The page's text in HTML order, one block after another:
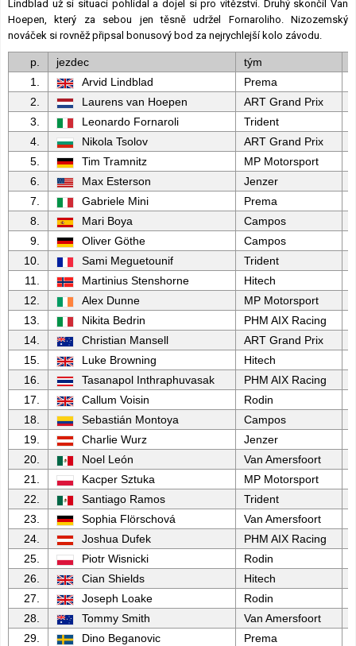
Lindblad už si situaci pohlídal a dojel si pro vítězství. Druhý skončil Van
Hoepen, který za sebou jen těsně udržel Fornaroliho. Nizozemský
nováček si rovněž připsal bonusový bod za nejrychlejší kolo závodu.
p. jezdec tým
1.
Arvid Lindblad Prema
2.
Laurens van Hoepen ART Grand Prix
3.
Leonardo Fornaroli Trident
4.
Nikola Tsolov ART Grand Prix
5.
Tim Tramnitz MP Motorsport
6.
Max Esterson Jenzer
7.
Gabriele Mini Prema
8.
Mari Boya Campos
9.
Oliver Göthe Campos
10.
Sami Meguetounif Trident
11.
Martinius Stenshorne Hitech
12.
Alex Dunne MP Motorsport
13.
Nikita Bedrin PHM AIX Racing
14.
Christian Mansell ART Grand Prix
15.
Luke Browning Hitech
16.
Tasanapol Inthraphuvasak PHM AIX Racing
17.
Callum Voisin Rodin
18.
Sebastián Montoya Campos
19.
Charlie Wurz Jenzer
20.
Noel León Van Amersfoort
21.
Kacper Sztuka MP Motorsport
22.
Santiago Ramos Trident
23.
Sophia Flörschová Van Amersfoort
24.
Joshua Dufek PHM AIX Racing
25.
Piotr Wisnicki Rodin
26.
Cian Shields Hitech
27.
Joseph Loake Rodin
28.
Tommy Smith Van Amersfoort
29.
Dino Beganovic Prema